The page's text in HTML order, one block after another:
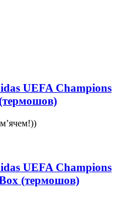
UEFA Champions
UEFA Champions
(термошов)